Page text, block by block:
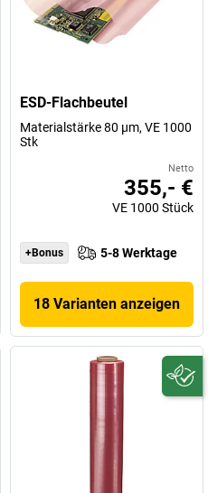
ESD-Flachbeutel
Materialstärke 80 µm, VE 1000
Stk
Netto
355,- €
VE 1000 Stück
+Bonus 5-8 Werktage
18 Varianten anzeigen